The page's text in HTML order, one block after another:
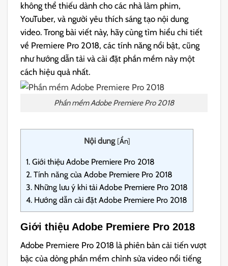
không thể thiếu dành cho các nhà làm phim,
YouTuber, và người yêu thích sáng tạo nội dung
video. Trong bài viết này, hãy cùng tìm hiểu chi tiết
về Premiere Pro 2018, các tính năng nổi bật, cũng
như hướng dẫn tải và cài đặt phần mềm này một
cách hiệu quả nhất.
Phần mềm Adobe Premiere Pro 2018
Nội dung [Ẩn]
1. Giới thiệu Adobe Premiere Pro 2018
2. Tính năng của Adobe Premiere Pro 2018
3. Những lưu ý khi tải Adobe Premiere Pro 2018
4. Hướng dẫn cài đặt Adobe Premiere Pro 2018
Giới thiệu Adobe Premiere Pro 2018
Adobe Premiere Pro 2018 là phiên bản cải tiến vượt
bậc của dòng phần mềm chỉnh sửa video nổi tiếng